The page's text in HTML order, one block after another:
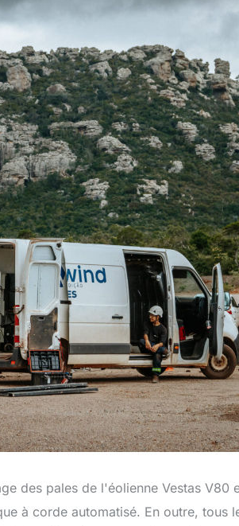
des pales de l'éolienne Vestas V80
à corde automatisé. En outre, tous